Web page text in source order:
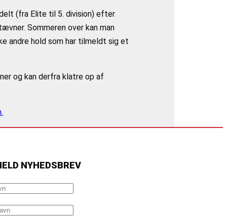
(fra Elite til 5. division) efter
Sommeren over kan man
andre hold som har tilmeldt sig et
og kan derfra klatre op af
NYHEDSBREV